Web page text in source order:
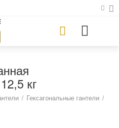
кг
/ Гексагональные гантели /